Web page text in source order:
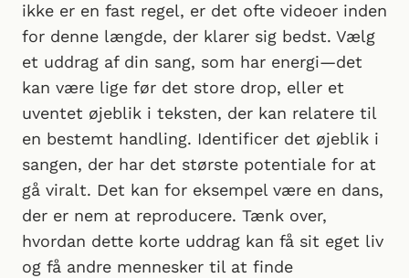
ikke er en fast regel, er det ofte videoer inden
for denne længde, der klarer sig bedst. Vælg
et uddrag af din sang, som har energi—det
kan være lige før det store drop, eller et
uventet øjeblik i teksten, der kan relatere til
en bestemt handling. Identificer det øjeblik i
sangen, der har det største potentiale for at
gå viralt. Det kan for eksempel være en dans,
der er nem at reproducere. Tænk over,
hvordan dette korte uddrag kan få sit eget liv
og få andre mennesker til at finde